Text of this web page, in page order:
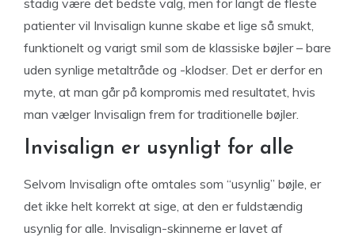
stadig være det bedste valg, men for langt de fleste
patienter vil Invisalign kunne skabe et lige så smukt,
funktionelt og varigt smil som de klassiske bøjler – bare
uden synlige metaltråde og -klodser. Det er derfor en
myte, at man går på kompromis med resultatet, hvis
man vælger Invisalign frem for traditionelle bøjler.
Invisalign er usynligt for alle
Selvom Invisalign ofte omtales som “usynlig” bøjle, er
det ikke helt korrekt at sige, at den er fuldstændig
usynlig for alle. Invisalign-skinnerne er lavet af